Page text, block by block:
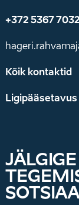
+372 5367 7032
Kõik kontaktid
Ligipääsetavus